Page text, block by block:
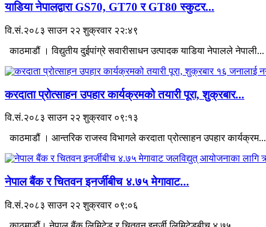
याडिया नेपालद्वारा GS70, GT70 र GT80 स्कुटर...
वि.सं.२०८३ साउन २२ शुक्रवार २२:४९
काठमाडौं । विद्युतीय दुईपांग्रे सवारीसाधन उत्पादक याडिया नेपालले नेपाली...
करदाता प्रोत्साहन उपहार कार्यक्रमको तयारी पूरा, शुक्रबार...
वि.सं.२०८३ साउन २२ शुक्रवार ०९:१३
काठमाडौं । आन्तरिक राजस्व विभागले करदाता प्रोत्साहन उपहार कार्यक्रम...
नेपाल बैंक र चितवन इनर्जीबीच ४.७५ मेगावाट...
वि.सं.२०८३ साउन २२ शुक्रवार ०९:०६